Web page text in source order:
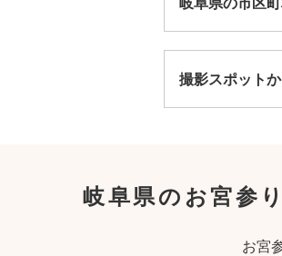
撮影スポット
岐阜県のお宮参
お宮